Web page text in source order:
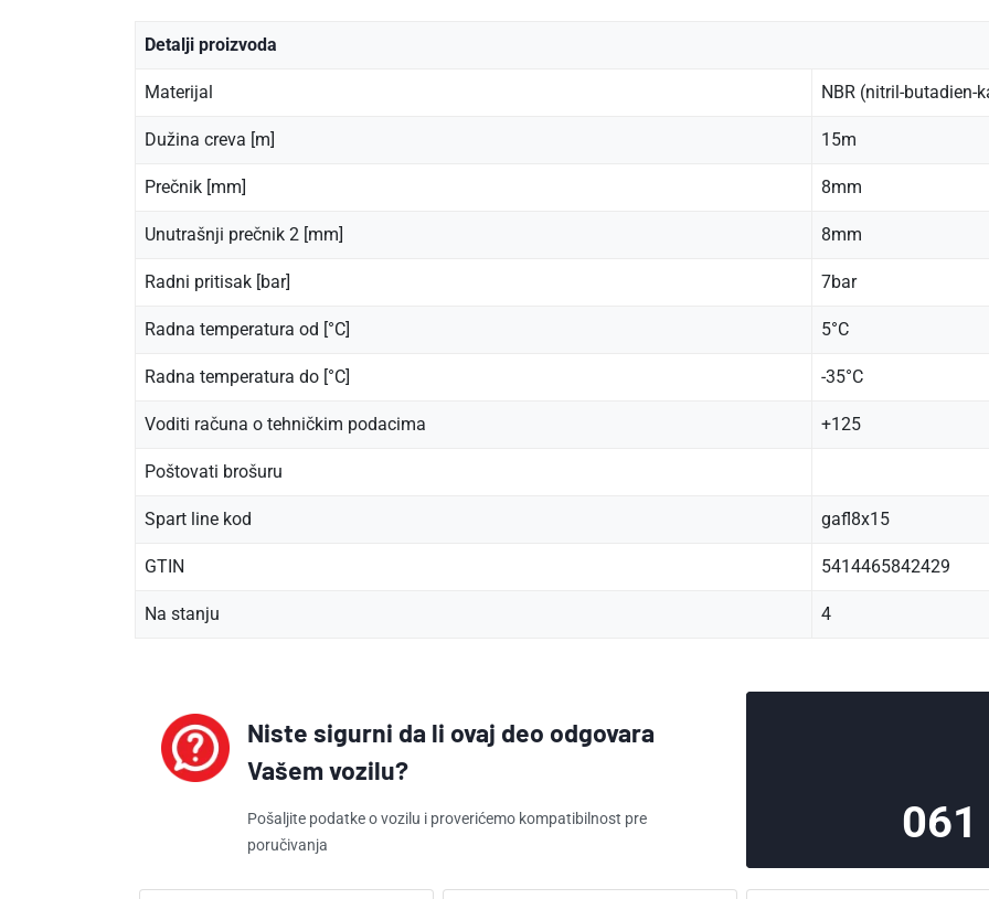
Detalji proizvoda
Materijal NBR (nitril-butadien-
Dužina creva [m] 15m
Prečnik [mm] 8mm
Unutrašnji prečnik 2 [mm] 8mm
Radni pritisak [bar] 7bar
Radna temperatura od [°C] 5°C
Radna temperatura do [°C] -35°C
Voditi računa o tehničkim podacima +125
Poštovati brošuru
Spart line kod gafl8x15
GTIN 5414465842429
Na stanju 4
Niste sigurni da li ovaj deo odgovara
Vašem vozilu?
Pošaljite podatke o vozilu i proverićemo kompatibilnost pre
poručivanja
061